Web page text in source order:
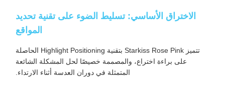
الاختراق الأساسي: تسليط الضوء على تقنية تحديد
المواقع
تتميز Starkiss Rose Pink بتقنية Highlight Positioning الحاصلة
على براءة اختراع، والمصممة خصيصًا لحل المشكلة الشائعة
المتمثلة في دوران العدسة أثناء الارتداء.